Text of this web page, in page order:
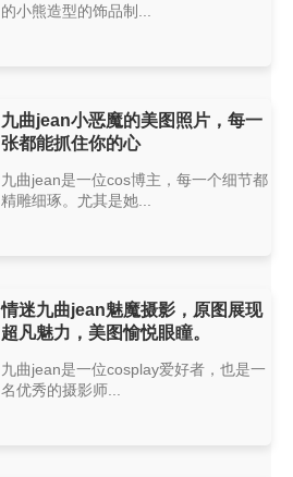
的小熊造型的饰品制...
九曲jean小恶魔的美图照片，每一
张都能抓住你的心
九曲jean是一位cos博主，每一个细节都
精雕细琢。尤其是她...
情迷九曲jean魅魔摄影，原图展现
超凡魅力，美图愉悦眼瞳。
九曲jean是一位cosplay爱好者，也是一
名优秀的摄影师...